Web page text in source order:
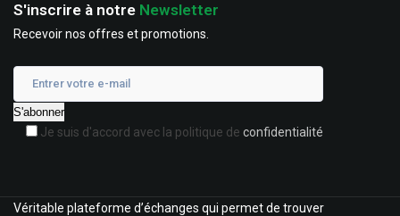
S'inscrire à notre Newsletter
Recevoir nos offres et promotions.
Je suis d'accord avec la politique de confidentialité
Véritable plateforme d’échanges qui permet de trouver